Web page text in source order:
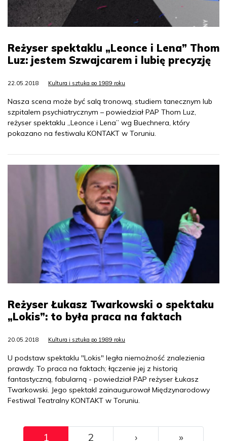
Reżyser spektaklu „Leonce i Lena” Thom
Luz: jestem Szwajcarem i lubię precyzję
22.05.2018 Kultura i sztuka po 1989 roku
Nasza scena może być salą tronową, studiem tanecznym lub
szpitalem psychiatrycznym – powiedział PAP Thom Luz,
reżyser spektaklu „Leonce i Lena” wg Buechnera, który
pokazano na festiwalu KONTAKT w Toruniu.
Reżyser Łukasz Twarkowski o spektaku
„Lokis”: to była praca na faktach
20.05.2018 Kultura i sztuka po 1989 roku
U podstaw spektaklu "Lokis" legła niemożność znalezienia
prawdy. To praca na faktach; łączenie jej z historią
fantastyczną, fabularną - powiedział PAP reżyser Łukasz
Twarkowski. Jego spektakl zainaugurował Międzynarodowy
Festiwal Teatralny KONTAKT w Toruniu.
Pagination
1 2 ››› »Ostatni